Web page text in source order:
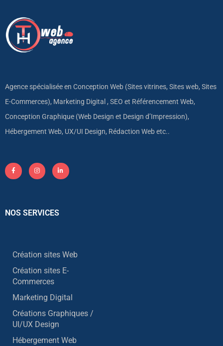
Agence spécialisée en Conception Web (Sites vitrines, Sites web, Sites
E-Commerces), Marketing Digital , SEO et Référencement Web,
Conception Graphique (Web Design et Design d’Impression),
Hébergement Web, UX/UI Design, Rédaction Web etc..
NOS SERVICES
Création sites Web
Création sites E-
Commerces
Marketing Digital
Créations Graphiques /
UI/UX Design
Hébergement Web